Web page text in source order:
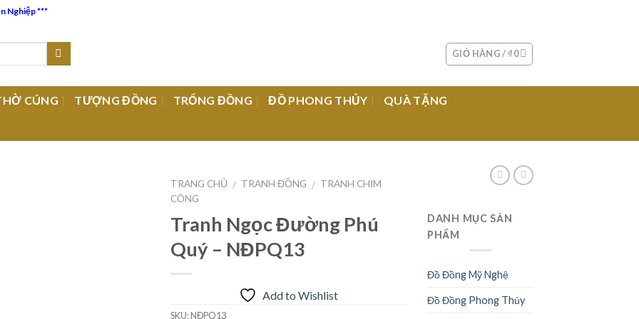
Nghiệp ***
GIỎ HÀNG / ₫0
CÚNG TƯỢNG ĐỒNG TRỐNG ĐỒNG ĐỒ PHONG THỦY QUÀ TẶNG
TRANG CHỦ / TRANH ĐỒNG / TRANH CHIM
CÔNG
Tranh Ngọc Đường Phú
Quý – NĐPQ13
Add to Wishlist
SKU:NĐPQ13
DANH MỤC SẢN
PHẨM
Đồ Đồng Mỹ Nghệ
Đồ Đồng Phong Thủy